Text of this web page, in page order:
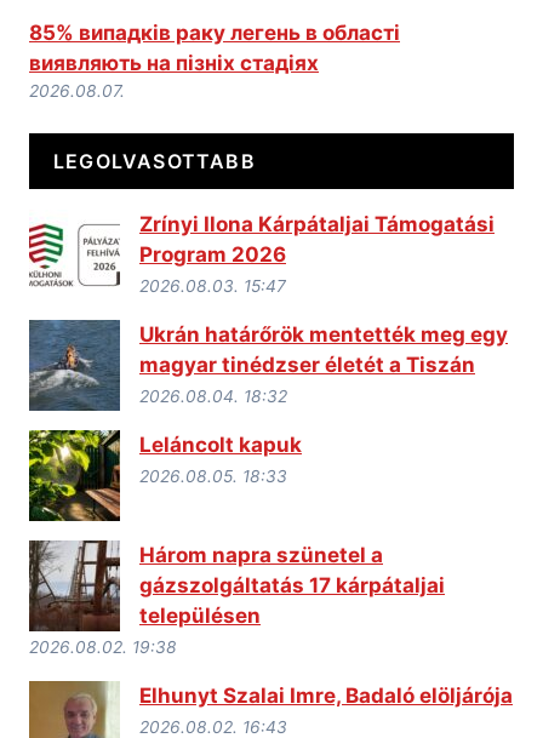
85% випадків раку легень в області
виявляють на пізніх стадіях
2026.08.07.
LEGOLVASOTTABB
Zrínyi Ilona Kárpátaljai Támogatási
Program 2026
2026.08.03. 15:47
Ukrán határőrök mentették meg egy
magyar tinédzser életét a Tiszán
2026.08.04. 18:32
Leláncolt kapuk
2026.08.05. 18:33
Három napra szünetel a
gázszolgáltatás 17 kárpátaljai
településen
2026.08.02. 19:38
Elhunyt Szalai Imre, Badaló elöljárója
2026.08.02. 16:43